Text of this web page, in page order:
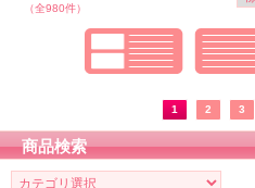
（全980件）
1 2 3
商品検索